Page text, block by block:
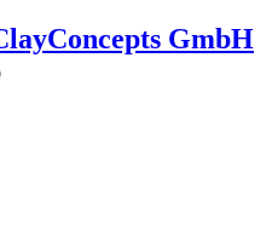
GmbH